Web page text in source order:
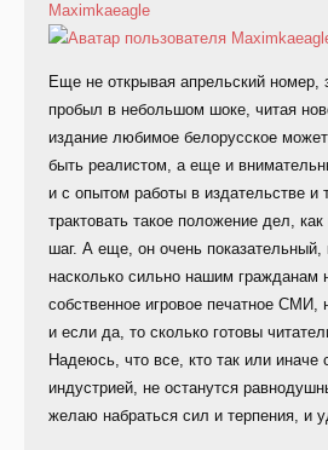
Maximkaeagle
Еще не открывая апрельский номер,
пробыл в небольшом шоке, читая
издание любимое белорусское
быть реалистом, а еще и
и с опытом работы в издательстве и
трактовать такое положение дел,
шаг. А еще, он очень
насколько сильно нашим гражданам
собственное игровое печатное
и если да, то сколько готовы
Надеюсь, что все, кто так или иначе
индустрией, не останутся
желаю набраться сил и терпения, и